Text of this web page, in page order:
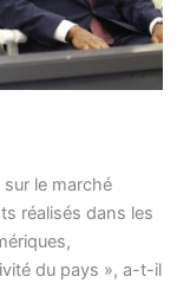
sur le marché
réalisés dans les
du pays », a-t-il